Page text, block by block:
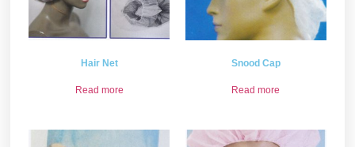
Hair Net
Read more
Snood Cap
Read more